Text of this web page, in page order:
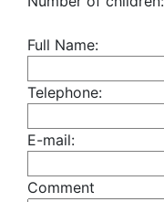
Full Name:
Telephone:
E-mail:
Comment